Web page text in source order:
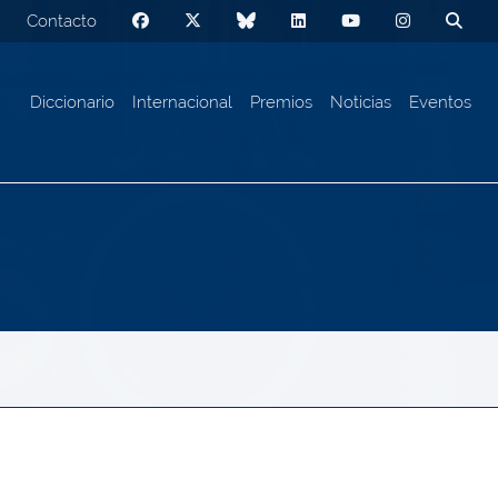
Contacto
Diccionario Internacional Premios Noticias Eventos